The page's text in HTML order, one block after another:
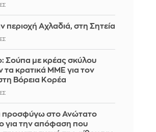
περιοχή Αχλαδιά, στη Σητεία
Σούπα με κρέας σκύλου
τα κρατικά ΜΜΕ για τον
Βόρεια Κορέα
προσφύγω στο Ανώτατο
για την απόφαση που